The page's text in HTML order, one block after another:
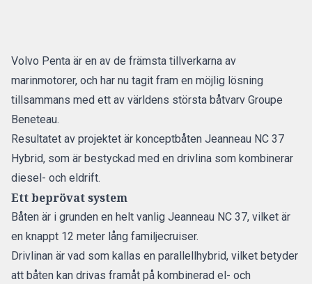
Volvo Penta är en av de främsta tillverkarna av
marinmotorer, och har nu tagit fram en möjlig lösning
tillsammans med ett av världens största båtvarv Groupe
Beneteau.
Resultatet av projektet är konceptbåten Jeanneau NC 37
Hybrid, som är bestyckad med en drivlina som kombinerar
diesel- och eldrift.
Ett beprövat system
Båten är i grunden en helt vanlig Jeanneau NC 37, vilket är
en knappt 12 meter lång familjecruiser.
Drivlinan är vad som kallas en parallellhybrid, vilket betyder
att båten kan drivas framåt på kombinerad el- och